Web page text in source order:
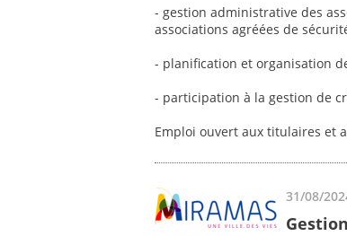
- gestion administrative des
associations agréées de
- planification et organisation
- participation à la gestion de
Emploi ouvert aux titulaires et
31/08/